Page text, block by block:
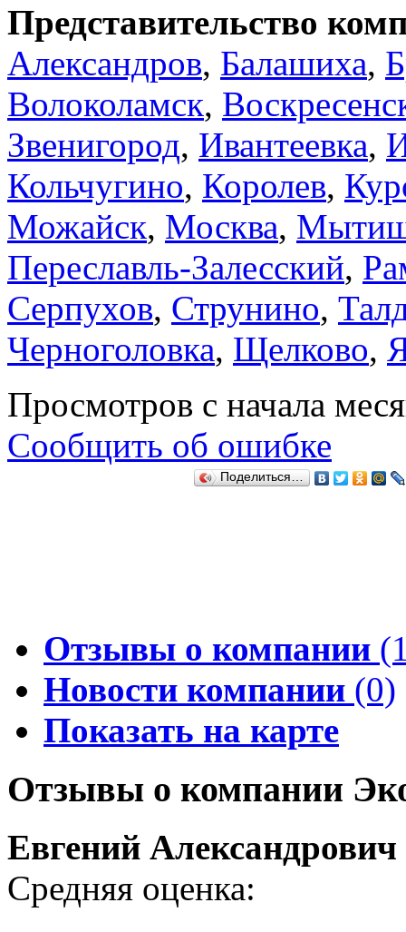
Представительство
Александров, Балашиха,
Волоколамск,
Звенигород, Ивантеевка,
Кольчугино, Королев,
Можайск, Москва,
Переславль-Залесский,
Серпухов, Струнино,
Черноголовка, Щелково,
Просмотров с начала
Сообщить об ошибке
Поделиться…
Отзывы о компании
Новости компании (0)
Показать на карте
Отзывы о компании
Евгений Александрович
Средняя оценка: